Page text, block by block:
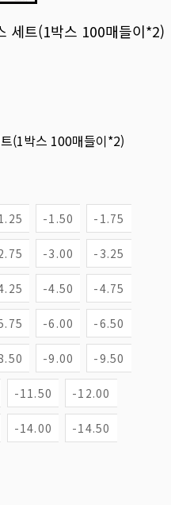
세트(1박스 100매들이*2)
(1박스 100매들이*2)
-1.50 -1.75
-3.00 -3.25
-4.50 -4.75
-6.00 -6.50
-9.00 -9.50
-11.50 -12.00
-14.00 -14.50